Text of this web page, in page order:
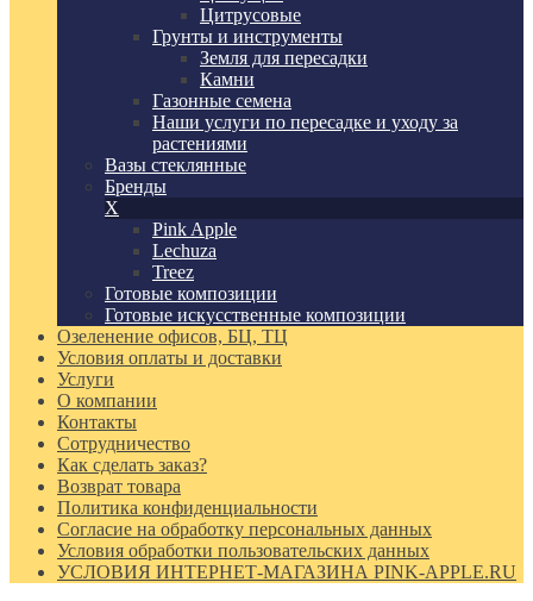
Цитрусовые
Грунты и инструменты
Земля для пересадки
Камни
Газонные семена
Наши услуги по пересадке и уходу за
растениями
Вазы стеклянные
Бренды
X
Pink Apple
Lechuza
Treez
Готовые композиции
Готовые искусственные композиции
Озеленение офисов, БЦ, ТЦ
Условия оплаты и доставки
Услуги
О компании
Контакты
Сотрудничество
Как сделать заказ?
Возврат товара
Политика конфиденциальности
Согласие ​на обработку персональных данных
Условия обработки пользовательских данных
УСЛОВИЯ ИНТЕРНЕТ-МАГАЗИНА PINK-APPLE.RU